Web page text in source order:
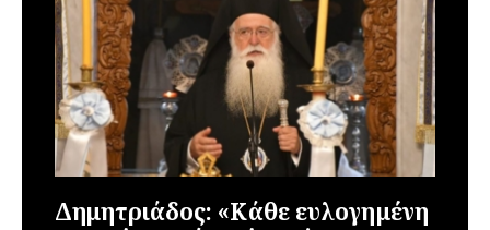
Δημητριάδος: «Κάθε ευλογημένη